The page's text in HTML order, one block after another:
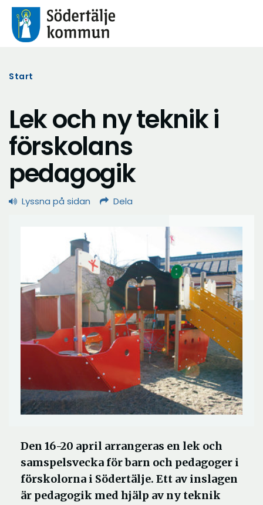
Start
Lek och ny teknik i
förskolans
pedagogik
Lyssna på sidan Dela
Den 16-20 april arrangeras en lek och
samspelsvecka för barn och pedagoger i
förskolorna i Södertälje. Ett av inslagen
är pedagogik med hjälp av ny teknik